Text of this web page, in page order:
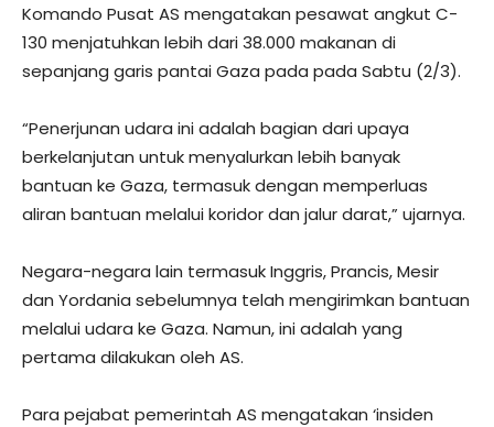
Komando Pusat AS mengatakan pesawat angkut C-
130 menjatuhkan lebih dari 38.000 makanan di
sepanjang garis pantai Gaza pada pada Sabtu (2/3).
“Penerjunan udara ini adalah bagian dari upaya
berkelanjutan untuk menyalurkan lebih banyak
bantuan ke Gaza, termasuk dengan memperluas
aliran bantuan melalui koridor dan jalur darat,” ujarnya.
Negara-negara lain termasuk Inggris, Prancis, Mesir
dan Yordania sebelumnya telah mengirimkan bantuan
melalui udara ke Gaza. Namun, ini adalah yang
pertama dilakukan oleh AS.
Para pejabat pemerintah AS mengatakan ‘insiden